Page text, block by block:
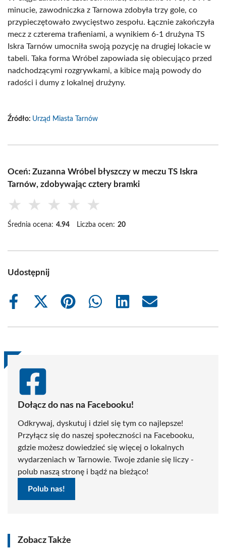
minucie, zawodniczka z Tarnowa zdobyła trzy gole, co
przypieczętowało zwycięstwo zespołu. Łącznie zakończyła
mecz z czterema trafieniami, a wynikiem 6-1 drużyna TS
Iskra Tarnów umocniła swoją pozycję na drugiej lokacie w
tabeli. Taka forma Wróbel zapowiada się obiecująco przed
nadchodzącymi rozgrywkami, a kibice mają powody do
radości i dumy z lokalnej drużyny.
Źródło: Urząd Miasta Tarnów
Oceń: Zuzanna Wróbel błyszczy w meczu TS Iskra
Tarnów, zdobywając cztery bramki
★ ★ ★ ★ ★
Średnia ocena: 4.94 Liczba ocen: 20
Udostępnij
Share
Share
(Twitter)
Share
Share
Share
Share
Dołącz do nas na Facebooku!
Odkrywaj, dyskutuj i dziel się tym co najlepsze!
Przyłącz się do naszej społeczności na Facebooku,
gdzie możesz dowiedzieć się więcej o lokalnych
wydarzeniach w Tarnowie. Twoje zdanie się liczy -
polub naszą stronę i bądź na bieżąco!
Polub nas!
Zobacz Także